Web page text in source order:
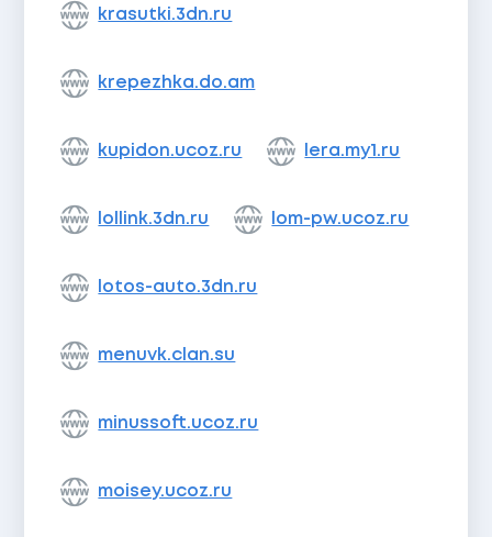
krasutki.3dn.ru
krepezhka.do.am
kupidon.ucoz.ru lera.my1.ru
lollink.3dn.ru lom-pw.ucoz.ru
lotos-auto.3dn.ru
menuvk.clan.su
minussoft.ucoz.ru
moisey.ucoz.ru